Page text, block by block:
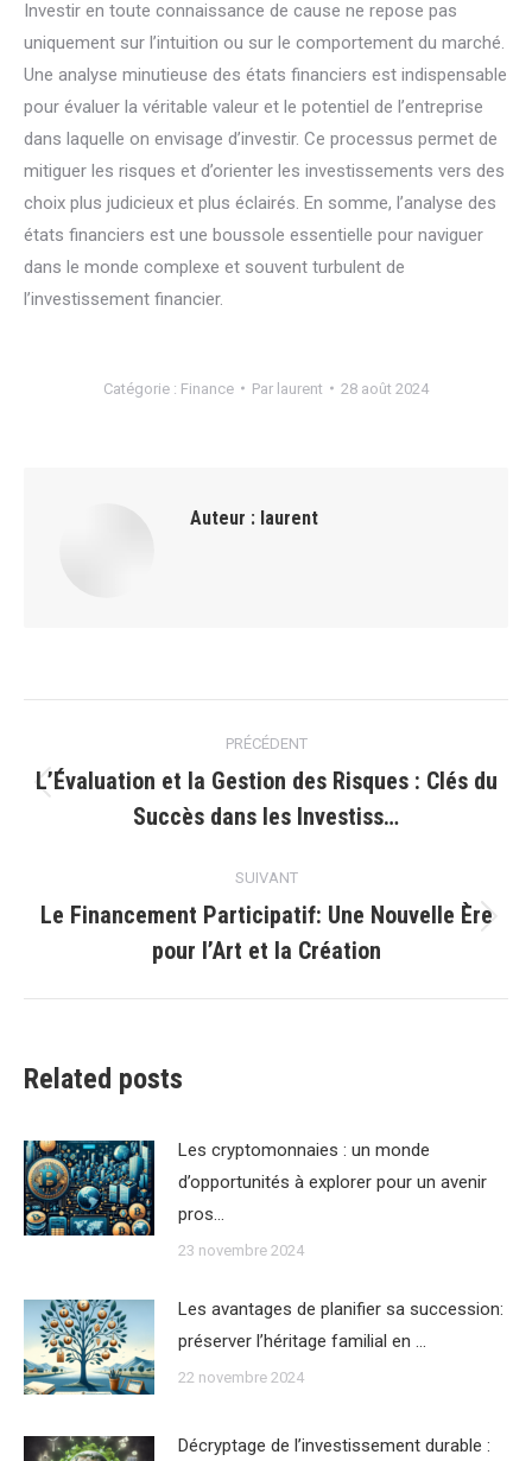
Investir en toute connaissance de cause ne repose pas
uniquement sur l’intuition ou sur le comportement du marché.
Une analyse minutieuse des états financiers est indispensable
pour évaluer la véritable valeur et le potentiel de l’entreprise
dans laquelle on envisage d’investir. Ce processus permet de
mitiguer les risques et d’orienter les investissements vers des
choix plus judicieux et plus éclairés. En somme, l’analyse des
états financiers est une boussole essentielle pour naviguer
dans le monde complexe et souvent turbulent de
l’investissement financier.
Catégorie : Finance Par laurent 28 août 2024
Auteur : laurent
article
PRÉCÉDENT
précédent
L’Évaluation et la Gestion des Risques : Clés du
Succès dans les Investiss…
SUIVANT
Article
suivant
:
Le Financement Participatif: Une Nouvelle Ère
pour l’Art et la Création
Related posts
Les cryptomonnaies : un monde
d’opportunités à explorer pour un avenir
pros…
23 novembre 2024
Les avantages de planifier sa succession:
préserver l’héritage familial en …
22 novembre 2024
Décryptage de l’investissement durable :